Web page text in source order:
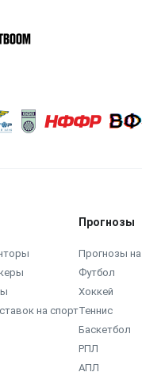
на спорт
Прогнозы
Прогнозы на
Футбол
Хоккей
Теннис
Баскетбол
РПЛ
АПЛ